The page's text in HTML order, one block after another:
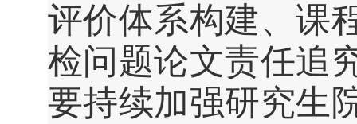
评价体系构建、课
检问题论文责任追
要持续加强研究生